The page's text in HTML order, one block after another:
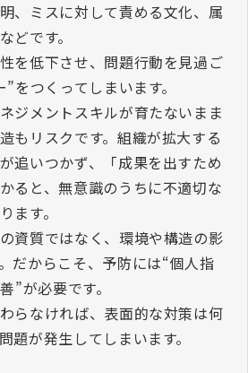
、ミスに対して責める文化、属
どです。
を低下させ、問題行動を見過ご
をつくってしまいます。
ジメントスキルが育たないまま
もリスクです。組織が拡大する
追いつかず、「成果を出すため
ると、無意識のうちに不適切な
ます。
資質ではなく、環境や構造の影
だからこそ、予防には“個人指
”が必要です。
らなければ、表面的な対策は何
題が発生してしまいます。